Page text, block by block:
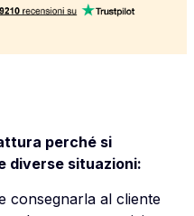
perché si
diverse situazioni:
consegnarla al cliente